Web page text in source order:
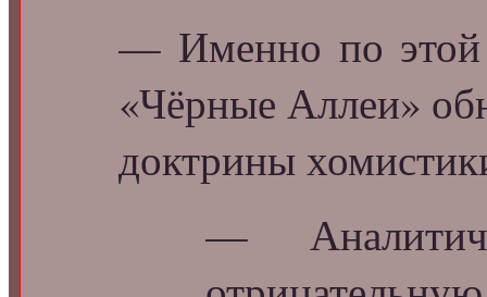
— Именно по
«Чёрные Аллеи»
доктрины
—